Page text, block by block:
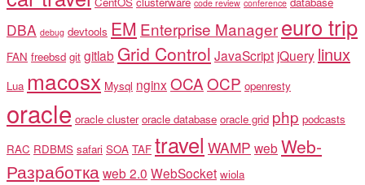
code review conference
DBA debug devtools EM Enterprise Managereuro trip
FAN freebsd git gitlab Grid Control JavaScript jQuery linux
Lua macosx Mysql nginx OCAOCP openresty
oracle oracle cluster oracle database oracle grid php podcasts
RAC RDBMS safari SOA TAF travel WAMP web Web-
Разработкаweb 2.0 WebSocket wiola